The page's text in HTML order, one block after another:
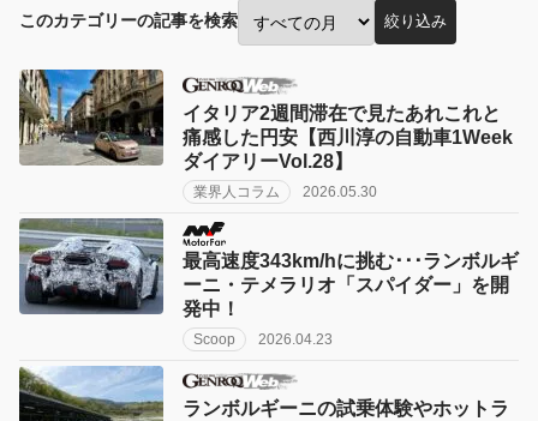
このカテゴリーの記事を検索
投
月
で
絞
り
絞り込み
イタリア2週間滞在で見たあれこれと
痛感した円安【西川淳の自動車1Week
ダイアリーVol.28】
業界人コラム 2026.05.30
最高速度343km/hに挑む･･･ランボルギ
ーニ・テメラリオ「スパイダー」を開
発中！
Scoop 2026.04.23
ランボルギーニの試乗体験やホットラ